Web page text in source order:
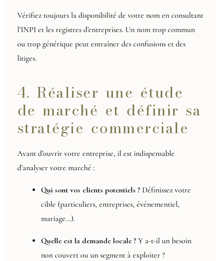
Vérifiez toujours la disponibilité de votre nom en consultant
l’INPI et les registres d’entreprises. Un nom trop commun
ou trop générique peut entraîner des confusions et des
litiges.
4. Réaliser une étude
de marché et définir sa
stratégie commerciale
Avant d’ouvrir votre entreprise, il est indispensable
d’analyser votre marché :
Qui sont vos clients potentiels ?Définissez votre
cible (particuliers, entreprises, événementiel,
mariage…).
Quelle est la demande locale ?Y a-t-il un besoin
non couvert ou un segment à exploiter ?